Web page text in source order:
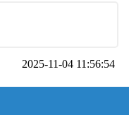
2025-11-04 11:56:54